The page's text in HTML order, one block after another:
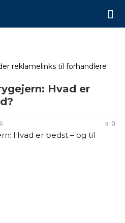
reklamelinks til forhandlere
Hvad er
0